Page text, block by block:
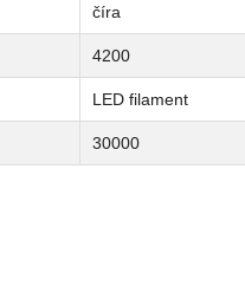
číra
4200
LED filament
30000